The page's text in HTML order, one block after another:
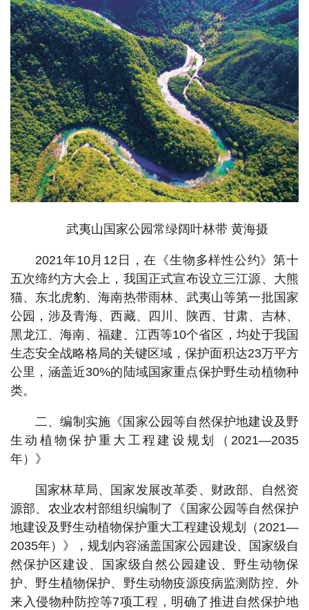
武夷山国家公园常绿阔叶林带 黄海摄
2021年10月12日，在《生物多样性公约》第十
五次缔约方大会上，我国正式宣布设立三江源、大熊
猫、东北虎豹、海南热带雨林、武夷山等第一批国家
公园，涉及青海、西藏、四川、陕西、甘肃、吉林、
黑龙江、海南、福建、江西等10个省区，均处于我国
生态安全战略格局的关键区域，保护面积达23万平方
公里，涵盖近30%的陆域国家重点保护野生动植物种
类。
二、编制实施《国家公园等自然保护地建设及野
生动植物保护重大工程建设规划（2021—2035
年）》
国家林草局、国家发展改革委、财政部、自然资
源部、农业农村部组织编制了《国家公园等自然保护
地建设及野生动植物保护重大工程建设规划（2021—
2035年）》，规划内容涵盖国家公园建设、国家级自
然保护区建设、国家级自然公园建设、野生动物保
护、野生植物保护、野生动物疫源疫病监测防控、外
来入侵物种防控等7项工程，明确了推进自然保护地